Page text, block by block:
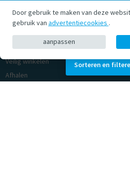
Sorteren en
Privacy Policy
Algemene voorwaarden
Verzenden en retourneren
Veilig winkelen
Afhalen
Door gebruik te maken van deze
gebruik van advertentiecookies .
aanpassen